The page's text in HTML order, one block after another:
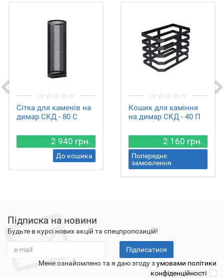
Сітка для каменів на
димар СКД - 80 С
2 940 грн.
До кошика
Кошик для каміння
на димар СКД - 40 П
2 160 грн.
Попереднє
замовлення
Підписка на новини
Будьте в курсі нових акцій та спецпропозицій!
Підписатися
Мене ознайомлено та я даю згоду зумовами політики
конфіденційності